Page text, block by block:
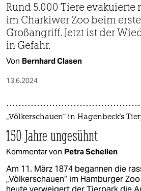
Rund 5.000 Tiere evakuierte
im Charkiwer Zoo beim
Großangriff. Jetzt ist der
in Gefahr.
Von Bernhard Clasen
13.6.2024
„Völkerschauen“ in Hagenbeck's
150 Jahre ungesühnt
Kommentar von Petra Schellen
Am 11. März 1874 begannen die
„Völkerschauen“ im Hamburger